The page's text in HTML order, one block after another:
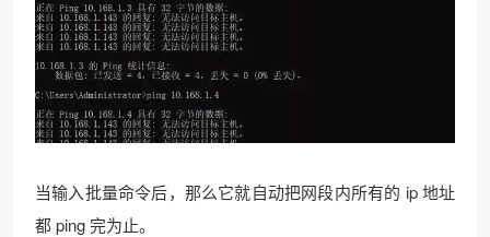
当输入批量命令后，那么它就自动把网段内所有的 ip 地址
都 ping 完为止。